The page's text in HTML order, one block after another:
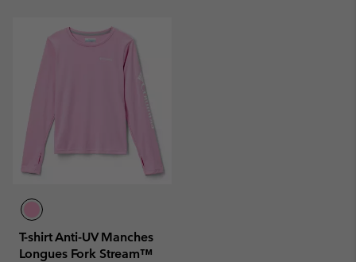
T-shirt Anti-UV Manches
Longues Fork Stream™